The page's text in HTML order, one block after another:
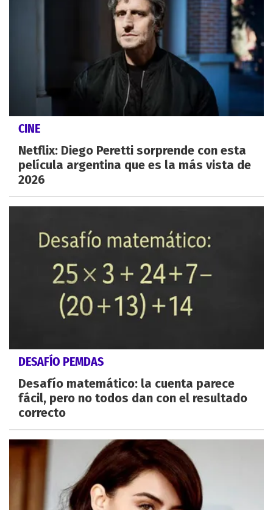
CINE
Netflix: Diego Peretti sorprende con esta
película argentina que es la más vista de
2026
DESAFÍO PEMDAS
Desafío matemático: la cuenta parece
fácil, pero no todos dan con el resultado
correcto